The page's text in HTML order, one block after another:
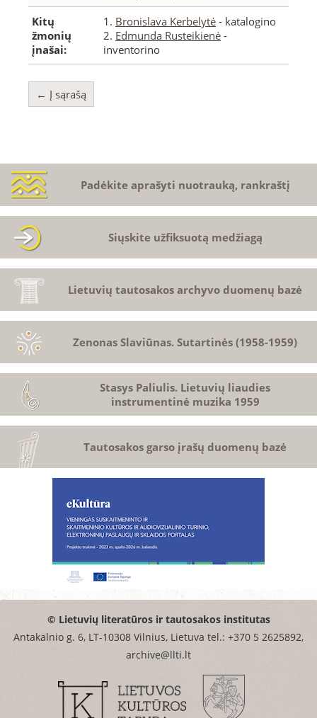
Kitų
žmonių
įnašai:
1. Bronislava Kerbelytė - katalogino
2. Edmunda Rusteikienė -
inventorino
← Į sąrašą
Padėkite aprašyti nuotrauką, rankraštį
Siųskite užfiksuotą medžiagą
Lietuvių tautosakos archyvo duomenų bazė
Zenonas Slaviūnas. Sutartinės (1958-1959)
Stasys Paliulis. Lietuvių liaudies
instrumentinė muzika 1959
Tautosakos garso įrašų duomenų bazė
© Lietuvių literatūros ir tautosakos institutas
Antakalnio g. 6, LT-10308 Vilnius, Lietuva tel.: +370 5 2625892,
archive@llti.lt